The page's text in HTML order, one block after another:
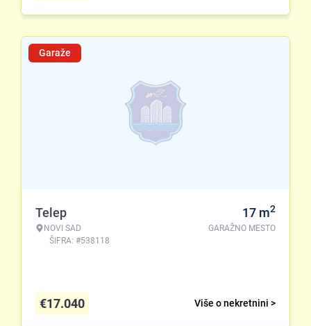
Garaže
Telep
NOVI SAD
ŠIFRA: #538118
17 m2
GARAŽNO MESTO
Više o nekretnini >
€17.040